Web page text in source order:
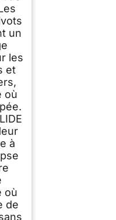
un
les
et
où
à
où
de